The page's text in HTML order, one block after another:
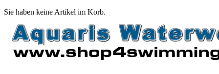
Sie haben keine Artikel im Korb.